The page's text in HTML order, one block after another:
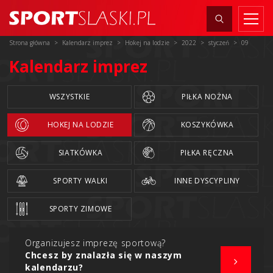
Strona główna Kalendarz imprez Hokej na lodzie 2022 styczeń 09
Kalendarz imprez
WSZYSTKIE PIŁKA NOŻNA
HOKEJ NA LODZIE KOSZYKÓWKA
SIATKÓWKA PIŁKA RĘCZNA
SPORTY WALKI INNE DYSCYPLINY
SPORTY ZIMOWE
Organizujesz imprezę sportową?
Chcesz by znalazła się w naszym
kalendarzu?